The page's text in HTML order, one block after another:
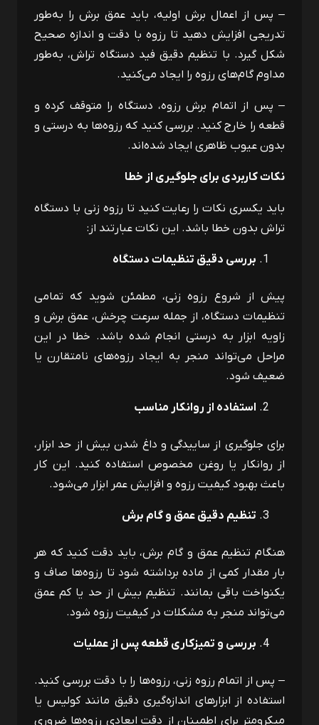
– پس از اعمال برش اولیه، باید عمق برش را به‌طور
تدریجی افزایش دهید تا رزوه با دقت و اندازه صحیح
شکل گیرد. با تنظیم دقیق فید دستگاه تراش، به‌طور
مداوم گام‌های رزوه را ایجاد می‌کنید.
– پس از اتمام برش رزوه، دستگاه را متوقف کرده و
قطعه را خارج کنید. بررسی کنید که رزوه‌ها به درستی و
بدون عیوب ظاهری ایجاد شده‌اند.
نکات کاربردی برای جلوگیری از خطا
باید یکسری نکات را رعایت کنید تا رزوه زنی با دستگاه
تراش بدون خطا باشد. این نکات عبارتند از:
بررسی دقیق تنظیمات دستگاه
پیش از شروع رزوه زنی، مطمئن شوید که تمامی
تنظیمات دستگاه، از جمله سرعت چرخش، عمق برش و
زاویه ابزار به‌ درستی انجام شده باشد. خطا در این
مراحل می‌تواند منجر به ایجاد رزوه‌های نامتقارن یا
ضعیف شود.
استفاده از روانکار مناسب
برای جلوگیری از ساییدگی و داغ شدن بیش از حد ابزار،
از روانکار یا روغن مخصوص استفاده کنید. این کار
باعث بهبود کیفیت رزوه و افزایش عمر ابزار می‌شود.
تنظیم دقیق عمق و گام برش
هنگام تنظیم عمق و گام برش، باید دقت کنید که هر
بار مقدار کمی از ماده برداشته شود تا رزوه‌ها صاف و
یکنواخت باقی بمانند. تنظیم بیش از حد یا کم عمق
می‌تواند منجر به مشکلات در کیفیت رزوه شود.
بررسی و تمیزکاری قطعه پس از عملیات
– پس از اتمام رزوه زنی، رزوه‌ها را با دقت بررسی کنید.
استفاده از ابزارهای اندازه‌گیری دقیق مانند کولیس یا
میکرومتر برای اطمینان از دقت ابعادی رزوه‌ها ضروری